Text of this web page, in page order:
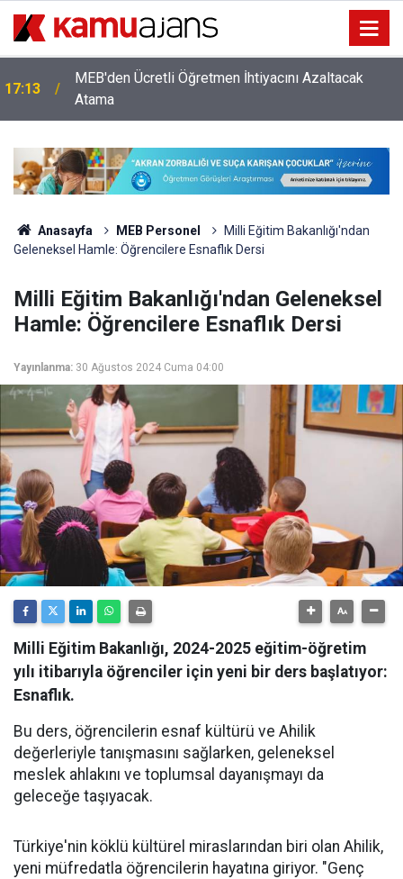
17:13
MEB'den Ücretli Öğretmen İhtiyacını Azaltacak
Atama
Anasayfa MEB Personel
Milli Eğitim Bakanlığı'ndan
Geleneksel Hamle: Öğrencilere Esnaflık Dersi
Milli Eğitim Bakanlığı'ndan Geleneksel
Hamle: Öğrencilere Esnaflık Dersi
Yayınlanma: 30 Ağustos 2024 Cuma 04:00
Milli Eğitim Bakanlığı, 2024-2025 eğitim-öğretim
yılı itibarıyla öğrenciler için yeni bir ders başlatıyor:
Esnaflık.
Bu ders, öğrencilerin esnaf kültürü ve Ahilik
değerleriyle tanışmasını sağlarken, geleneksel
meslek ahlakını ve toplumsal dayanışmayı da
geleceğe taşıyacak.
Türkiye'nin köklü kültürel miraslarından biri olan Ahilik,
yeni müfredatla öğrencilerin hayatına giriyor. "Genç